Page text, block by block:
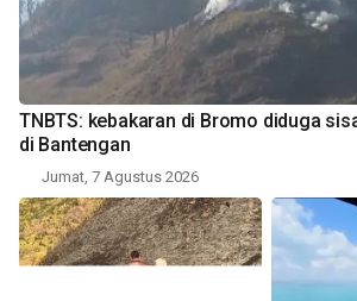
TNBTS: kebakaran di Bromo diduga
di Bantengan
Jumat, 7 Agustus 2026